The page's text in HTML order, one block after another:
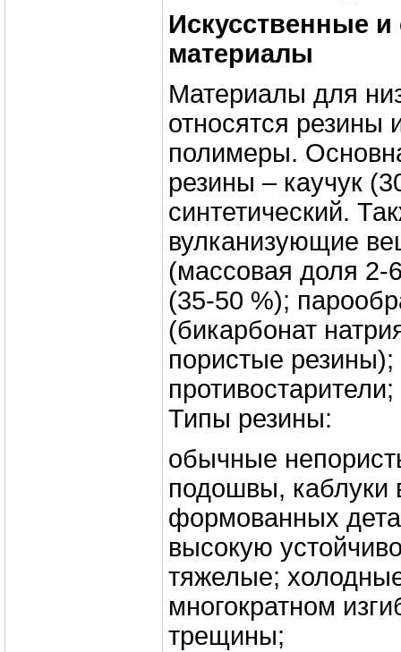
Искусственные и
материалы
Материалы для
относятся резины
полимеры.
резины – каучук
синтетический.
вулканизующие
(массовая доля 2-
(35-50 %);
(бикарбонат
пористые
Типы резины:
обычные
подошвы, каблуки
формованных
высокую
тяжелые;
многократном
трещины;